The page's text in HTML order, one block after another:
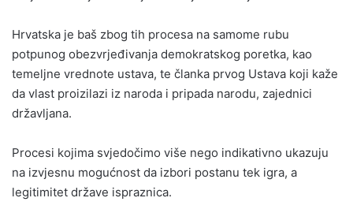
Hrvatska je baš zbog tih procesa na samome rubu
potpunog obezvrjeđivanja demokratskog poretka, kao
temeljne vrednote ustava, te članka prvog Ustava koji kaže
da vlast proizilazi iz naroda i pripada narodu, zajednici
državljana.
Procesi kojima svjedočimo više nego indikativno ukazuju
na izvjesnu mogućnost da izbori postanu tek igra, a
legitimitet države ispraznica.